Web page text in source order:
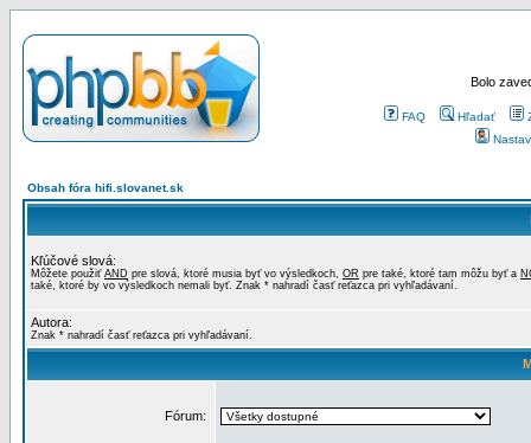
Bolo
FAQ Hľadať
Obsah fóra hifi.slovanet.sk
Kľúčové slová:
Môžete použiť AND pre slová, ktoré musia byť vo výsledkoch, OR pre také, ktoré tam môžu byť a
také, ktoré by vo výsledkoch nemali byť. Znak * nahradí časť reťazca pri vyhľadávaní.
Autora:
Znak * nahradí časť reťazca pri vyhľadávaní.
Fórum: